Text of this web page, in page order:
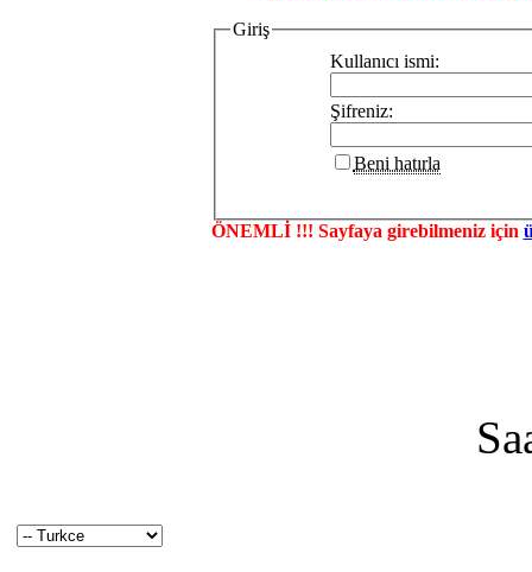
Giriş
Kullanıcı ismi:
Şifreniz:
Beni hatırla
ÖNEMLİ !!! Sayfaya girebilmeniz için